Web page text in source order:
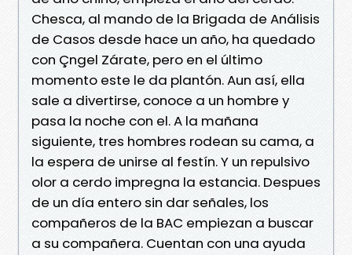
Chesca, al mando de la Brigada de Análisis
de Casos desde hace un año, ha quedado
con Çngel Zárate, pero en el último
momento este le da plantón. Aun así, ella
sale a divertirse, conoce a un hombre y
pasa la noche con el. A la mañana
siguiente, tres hombres rodean su cama, a
la espera de unirse al festín. Y un repulsivo
olor a cerdo impregna la estancia. Despues
de un día entero sin dar señales, los
compañeros de la BAC empiezan a buscar
a su compañera. Cuentan con una ayuda